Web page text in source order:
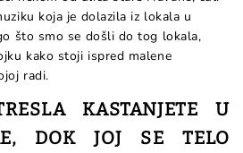
koja je dolazila iz lokala u
što smo se došli do tog lokala,
kako stoji ispred malene
radi.
KASTANJETE U
DOK JOJ SE TELO